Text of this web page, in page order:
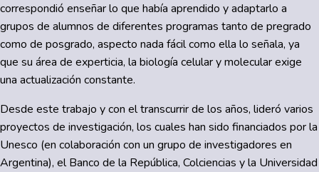
correspondió enseñar lo que había aprendido y adaptarlo a
grupos de alumnos de diferentes programas tanto de pregrado
como de posgrado, aspecto nada fácil como ella lo señala, ya
que su área de experticia, la biología celular y molecular exige
una actualización constante.
Desde este trabajo y con el transcurrir de los años, lideró varios
proyectos de investigación, los cuales han sido financiados por la
Unesco (en colaboración con un grupo de investigadores en
Argentina), el Banco de la República, Colciencias y la Universidad